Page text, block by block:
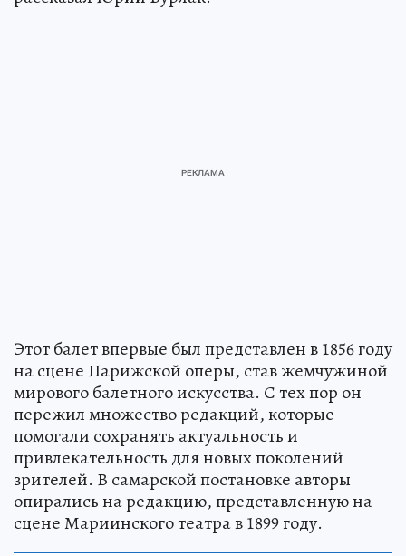
Этот балет впервые был представлен в 1856 году
на сцене Парижской оперы, став жемчужиной
мирового балетного искусства. С тех пор он
пережил множество редакций, которые
помогали сохранять актуальность и
привлекательность для новых поколений
зрителей. В самарской постановке авторы
опирались на редакцию, представленную на
сцене Мариинского театра в 1899 году.